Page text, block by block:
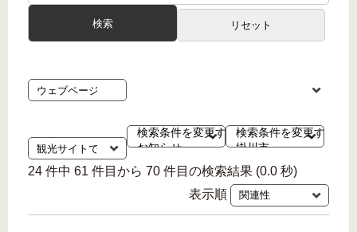
24 件中 61 件目から 70 件目の検索結果 (0.0 秒)
表示順